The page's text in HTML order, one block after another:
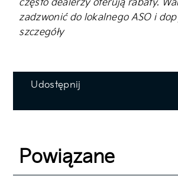
często dealerzy oferują rabaty.
zadzwonić do lokalnego ASO i
szczegóły
Udostępnij
Powiązane